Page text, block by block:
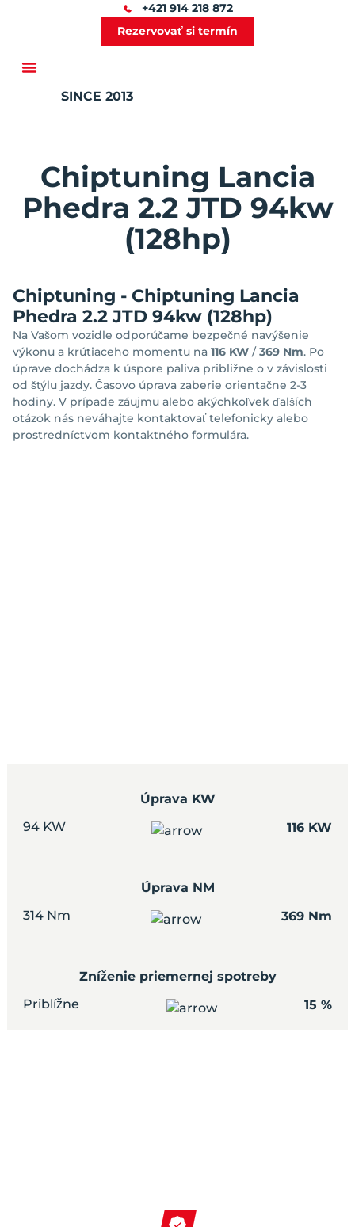
+421 914 218 872
Rezervovať si termín
SINCE 2013
Chiptuning Lancia
Phedra 2.2 JTD 94kw
(128hp)
Chiptuning - Chiptuning Lancia
Phedra 2.2 JTD 94kw (128hp)
Na Vašom vozidle odporúčame bezpečné navýšenie
výkonu a krútiaceho momentu na 116 KW /369 Nm. Po
úprave dochádza k úspore paliva približne o v závislosti
od štýlu jazdy. Časovo úprava zaberie orientačne 2-3
hodiny. V prípade záujmu alebo akýchkoľvek ďalších
otázok nás neváhajte kontaktovať telefonicky alebo
prostredníctvom kontaktného formulára.
Úprava KW
94 KW
116 KW
Úprava NM
314 Nm
369 Nm
Zníženie priemernej spotreby
Priblížne
15 %